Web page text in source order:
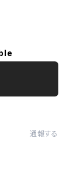
通報する